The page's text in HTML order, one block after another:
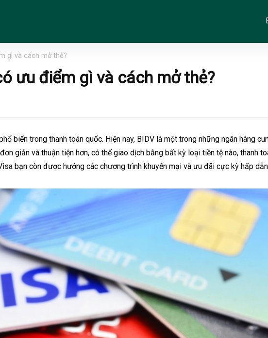
gì và cách mở thẻ?
ưu điểm gì và cách mở thẻ?
biến trong thanh toán quốc. Hiện nay, BIDV là một trong những ngân hàng
giản và thuận tiện hơn, có thể giao dịch bằng bất kỳ loại tiền tệ nào, thanh
bạn còn được hưởng các chương trình khuyến mại và ưu đãi cực kỳ hấp